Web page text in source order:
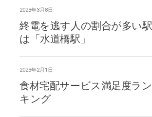
2023年3月8日
終電を逃す人の割合が多い駅
は「水道橋駅」
2023年2月1日
食材宅配サービス満足度ラン
キング